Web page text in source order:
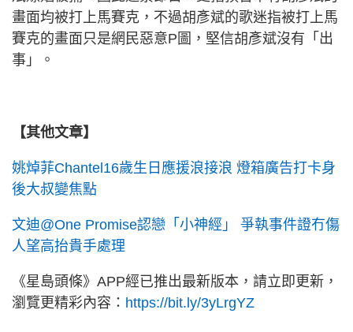
畫面均被打上馬賽克，不過胡彥斌的歌迷指被打上馬
賽克的畫面只是網民惡意P圖，堅信胡彥斌沒有「出
事」。
【其他文章】
姚焯菲Chantel16歲生日應援浪接浪 燈箱廣告打卡身
後大叔變焦點
文迪@One Promise認戀「小神經」 爭執事件證冇傷
人望高抬貴手處理
《星島頭條》APP經已推出最新版本，請立即更新，
瀏覽更精彩內容： https://bit.ly/3yLrgYZ